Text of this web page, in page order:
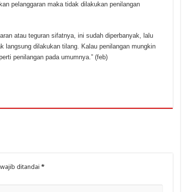
pelanggaran maka tidak dilakukan penilangan
atau teguran sifatnya, ini sudah diperbanyak, lalu
langsung dilakukan tilang. Kalau penilangan mungkin
penilangan pada umumnya.” (feb)
ditandai *